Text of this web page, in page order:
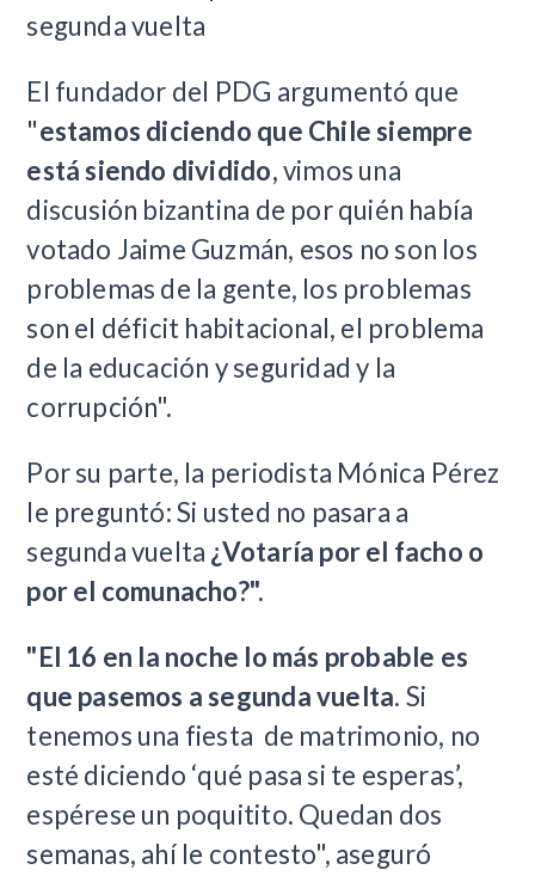
segunda vuelta
El fundador del PDG argumentó que
"estamos diciendo que Chile siempre
está siendo dividido,vimos una
discusión bizantina de por quién había
votado Jaime Guzmán, esos no son los
problemas de la gente, los problemas
son el déficit habitacional, el problema
de la educación y seguridad y la
corrupción".
Por su parte, la periodista Mónica Pérez
le preguntó: Si usted no pasara a
segunda vuelta ¿Votaría por el facho o
por el comunacho?".
"El 16 en la noche lo más probable es
que pasemos a segunda vuelta. Si
tenemos una fiesta de matrimonio, no
esté diciendo ‘qué pasa si te esperas’,
espérese un poquitito. Quedan dos
semanas, ahí le contesto", aseguró